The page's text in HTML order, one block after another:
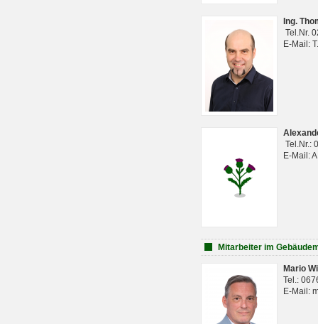
Ing.
Tel.Nr.
E-Mail:
Tel.Nr.:
E-Mail:
Mitarbeiter im
Mario
Tel.:
E-Mail: